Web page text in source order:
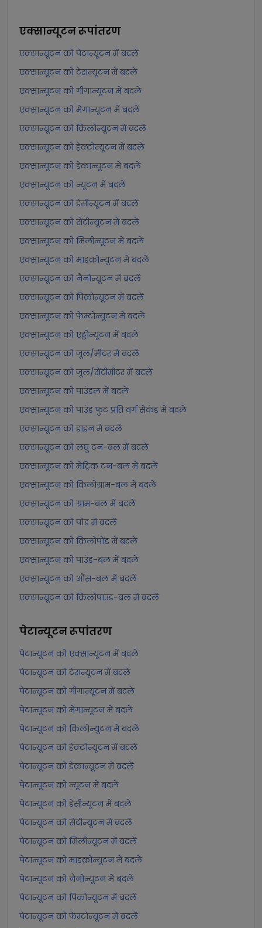
एक्सान्यूटनरूपांतरण
एक्सान्यूटन को पेटान्यूटन में बदलें
एक्सान्यूटन को टेरान्यूटन में बदलें
एक्सान्यूटन को गीगान्यूटन में बदलें
एक्सान्यूटन को मेगान्यूटन में बदलें
एक्सान्यूटन को किलोन्यूटन में बदलें
एक्सान्यूटन को हेक्टोन्यूटन में बदलें
एक्सान्यूटन को डेकान्यूटन में बदलें
एक्सान्यूटन को न्यूटन में बदलें
एक्सान्यूटन को डेसीन्यूटन में बदलें
एक्सान्यूटन को सेंटीन्यूटन में बदलें
एक्सान्यूटन को मिलीन्यूटन में बदलें
एक्सान्यूटन को माइक्रोन्यूटन में बदलें
एक्सान्यूटन को नैनोन्यूटन में बदलें
एक्सान्यूटन को पिकोन्यूटन में बदलें
एक्सान्यूटन को फेम्टोन्यूटन में बदलें
एक्सान्यूटन को एट्टोन्यूटन में बदलें
एक्सान्यूटन को जूल/मीटर में बदलें
एक्सान्यूटन को जूल/सेंटीमीटर में बदलें
एक्सान्यूटन को पाउंडल में बदलें
एक्सान्यूटन को पाउंड फुट प्रति वर्ग सेकंड में बदलें
एक्सान्यूटन को डाइन में बदलें
एक्सान्यूटन को लघु टन-बल में बदलें
एक्सान्यूटन को मेट्रिक टन-बल में बदलें
एक्सान्यूटन को किलोग्राम-बल में बदलें
एक्सान्यूटन को ग्राम-बल में बदलें
एक्सान्यूटन को पोंड में बदलें
एक्सान्यूटन को किलोपोंड में बदलें
एक्सान्यूटन को पाउंड-बल में बदलें
एक्सान्यूटन को औंस-बल में बदलें
एक्सान्यूटन को किलोपाउंड-बल में बदलें
पेटान्यूटनरूपांतरण
पेटान्यूटन को एक्सान्यूटन में बदलें
पेटान्यूटन को टेरान्यूटन में बदलें
पेटान्यूटन को गीगान्यूटन में बदलें
पेटान्यूटन को मेगान्यूटन में बदलें
पेटान्यूटन को किलोन्यूटन में बदलें
पेटान्यूटन को हेक्टोन्यूटन में बदलें
पेटान्यूटन को डेकान्यूटन में बदलें
पेटान्यूटन को न्यूटन में बदलें
पेटान्यूटन को डेसीन्यूटन में बदलें
पेटान्यूटन को सेंटीन्यूटन में बदलें
पेटान्यूटन को मिलीन्यूटन में बदलें
पेटान्यूटन को माइक्रोन्यूटन में बदलें
पेटान्यूटन को नैनोन्यूटन में बदलें
पेटान्यूटन को पिकोन्यूटन में बदलें
पेटान्यूटन को फेम्टोन्यूटन में बदलें